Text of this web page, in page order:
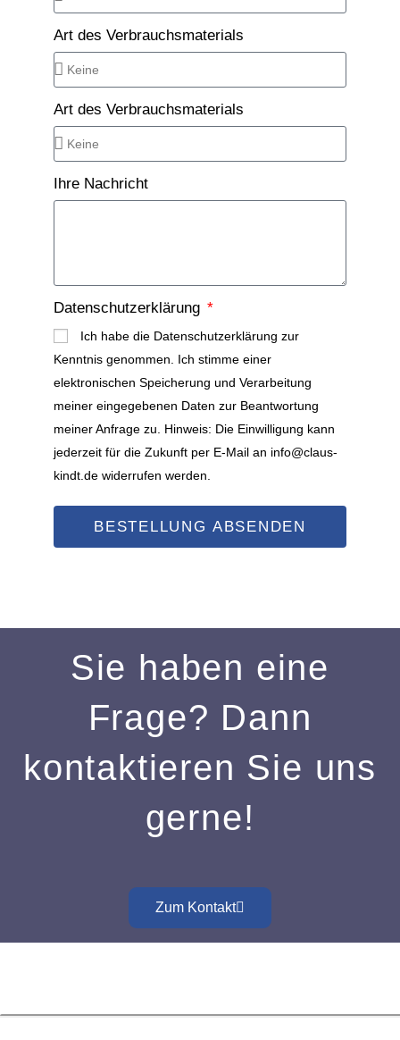
Art des Verbrauchsmaterials
Art des Verbrauchsmaterials
Ihre Nachricht
Datenschutzerklärung
Ich habe die Datenschutzerklärung zur
Kenntnis genommen. Ich stimme einer
elektronischen Speicherung und Verarbeitung
meiner eingegebenen Daten zur Beantwortung
meiner Anfrage zu. Hinweis: Die Einwilligung kann
jederzeit für die Zukunft per E-Mail an info@claus-
kindt.de widerrufen werden.
BESTELLUNG ABSENDEN
Sie haben eine
Frage? Dann
kontaktieren Sie uns
gerne!
Zum Kontakt